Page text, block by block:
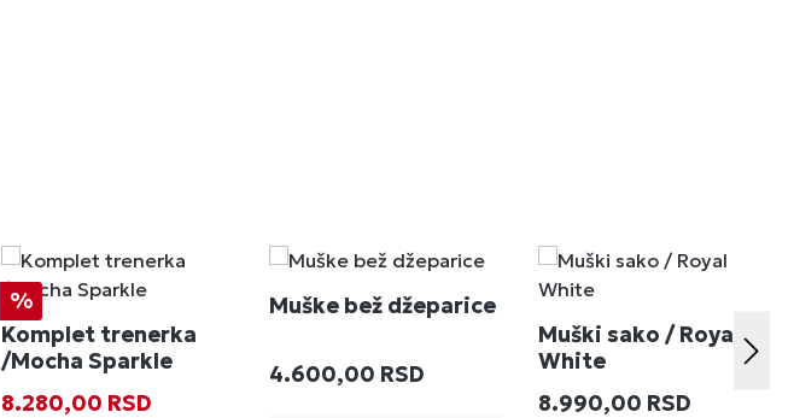
Popust
%
Komplet trenerka
/Mocha Sparkle
Prodajna cena:
8.280,00 RSD
Muške bež džeparice
Redovna cena:
4.600,00 RSD
Muški sako / Royal
White
Redovna cena:
8.990,00 RSD